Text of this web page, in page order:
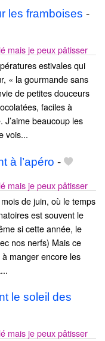
les framboises -
mais je peux pâtisser
estivales qui
« la gourmande sans
de petites douceurs
faciles à
J’aime beaucoup les
vois...
à l’apéro -
mais je peux pâtisser
de juin, où le temps
est souvent le
si cette année, le
nos nerfs) Mais ce
à manger encore les
le soleil des
mais je peux pâtisser